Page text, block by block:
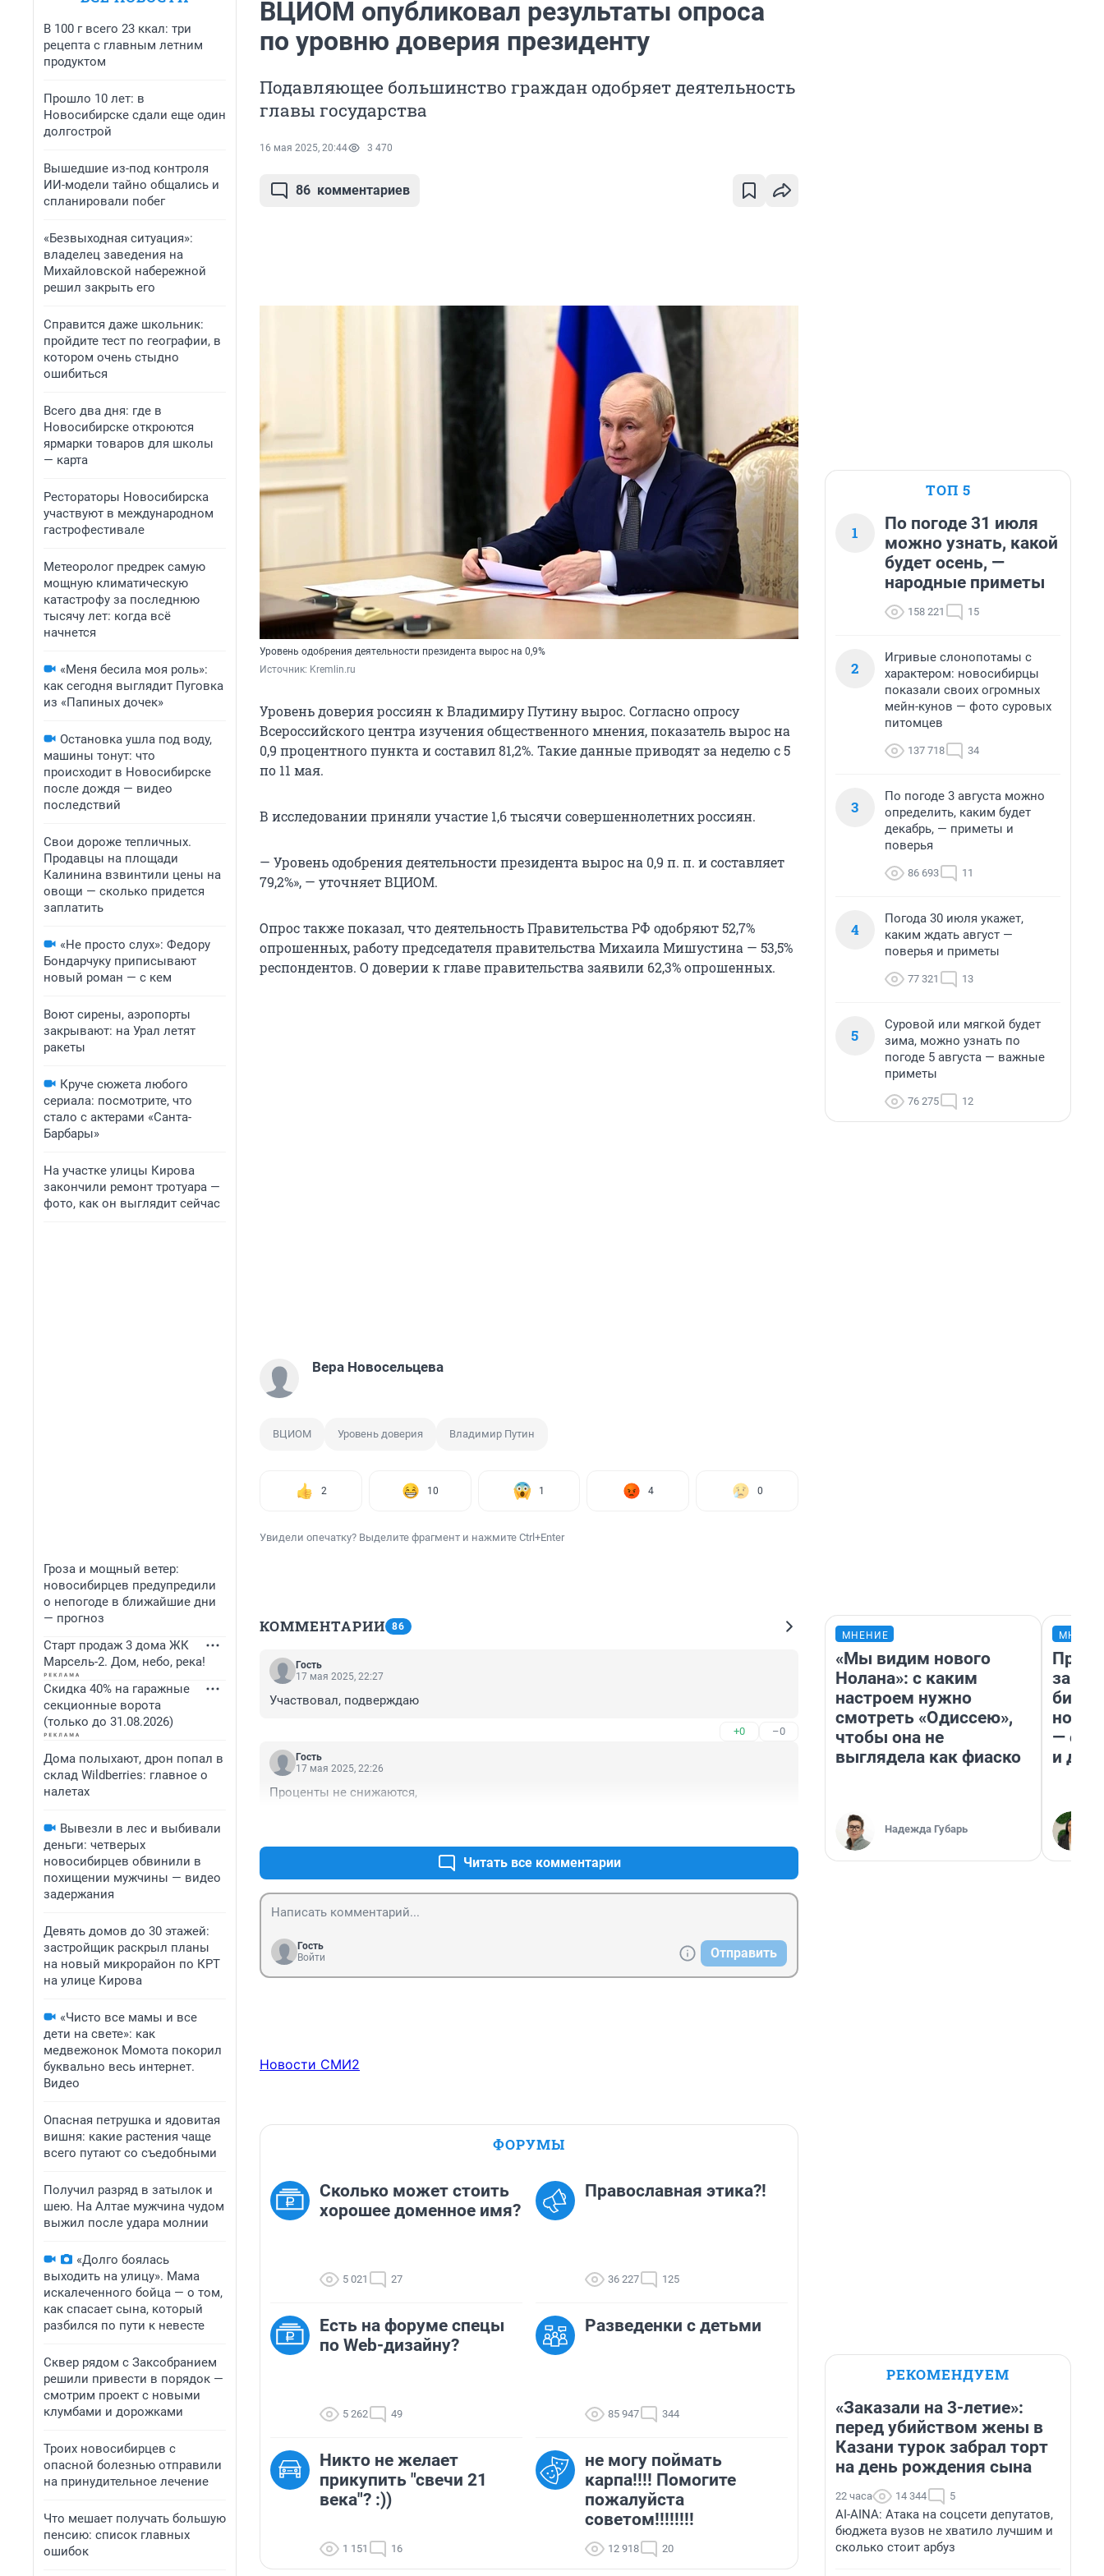
В 100 г всего 23 ккал: три
рецепта с главным летним
продуктом
Прошло 10 лет: в
Новосибирске сдали еще один
долгострой
Вышедшие из-под контроля
ИИ-модели тайно общались и
спланировали побег
«Безвыходная ситуация»:
владелец заведения на
Михайловской набережной
решил закрыть его
Справится даже школьник:
пройдите тест по географии, в
котором очень стыдно
ошибиться
Всего два дня: где в
Новосибирске откроются
ярмарки товаров для школы
— карта
Рестораторы Новосибирска
участвуют в международном
гастрофестивале
Метеоролог предрек самую
мощную климатическую
катастрофу за последнюю
тысячу лет: когда всё
начнется
«Меня бесила моя роль»:
как сегодня выглядит Пуговка
из «Папиных дочек»
Остановка ушла под воду,
машины тонут: что
происходит в Новосибирске
после дождя — видео
последствий
Свои дороже тепличных.
Продавцы на площади
Калинина взвинтили цены на
овощи — сколько придется
заплатить
«Не просто слух»: Федору
Бондарчуку приписывают
новый роман — с кем
Воют сирены, аэропорты
закрывают: на Урал летят
ракеты
Круче сюжета любого
сериала: посмотрите, что
стало с актерами «Санта-
Барбары»
На участке улицы Кирова
закончили ремонт тротуара —
фото, как он выглядит сейчас
Гроза и мощный ветер:
новосибирцев предупредили
о непогоде в ближайшие дни
— прогноз
Старт продаж 3 дома ЖК
Марсель-2. Дом, небо, река!
Скидка 40% на гаражные
секционные ворота
(только до 31.08.2026)
Дома полыхают, дрон попал в
склад Wildberries: главное о
налетах
Вывезли в лес и выбивали
деньги: четверых
новосибирцев обвинили в
похищении мужчины — видео
задержания
Девять домов до 30 этажей:
застройщик раскрыл планы
на новый микрорайон по КРТ
на улице Кирова
«Чисто все мамы и все
дети на свете»: как
медвежонок Момота покорил
буквально весь интернет.
Видео
Опасная петрушка и ядовитая
вишня: какие растения чаще
всего путают со съедобными
Получил разряд в затылок и
шею. На Алтае мужчина чудом
выжил после удара молнии
«Долго боялась
выходить на улицу». Мама
искалеченного бойца — о том,
как спасает сына, который
разбился по пути к невесте
Сквер рядом с Заксобранием
решили привести в порядок —
смотрим проект с новыми
клумбами и дорожками
Троих новосибирцев с
опасной болезнью отправили
на принудительное лечение
Что мешает получать большую
пенсию: список главных
ошибок
ВЦИОМ опубликовал результаты опроса
по уровню доверия президенту
Подавляющее большинство граждан одобряет деятельность
главы государства
16 мая 2025, 20:44 3 470
86 комментариев
Уровень одобрения деятельности президента вырос на 0,9%
Источник: Kremlin.ru
Уровень доверия россиян к Владимиру Путину вырос. Согласно опросу
Всероссийского центра изучения общественного мнения, показатель вырос на
0,9 процентного пункта и составил 81,2%. Такие данные приводят за неделю с 5
по 11 мая.
В исследовании приняли участие 1,6 тысячисовершеннолетних россиян.
— Уровень одобрения деятельности президента вырос на 0,9 п. п. и составляет
79,2%», — уточняет ВЦИОМ.
Опрос также показал, что деятельность Правительства РФ одобряют 52,7%
опрошенных, работу председателя правительства Михаила Мишустина — 53,5%
респондентов. О доверии к главе правительства заявили 62,3% опрошенных.
Вера Новосельцева
ВЦИОМ Уровень доверия Владимир Путин
2 10 1 4 0
Увидели опечатку? Выделите фрагмент и нажмите Ctrl+Enter
КОММЕНТАРИИ 86
Гость
17 мая 2025, 22:27
Участвовал, подверждаю
+0 –0
Гость
17 мая 2025, 22:26
Проценты не снижаются,
Читать все комментарии
Гость
Войти
Отправить
Новости СМИ2
ФОРУМЫ
Сколько может стоить
хорошее доменное имя?
5 021 27
Православная этика?!
36 227 125
Есть на форуме спецы
по Web-дизайну?
5 262 49
Разведенки с детьми
85 947 344
Никто не желает
прикупить "свечи 21
века"? :))
1 151 16
не могу поймать
карпа!!!! Помогите
пожалуйста
советом!!!!!!!!
12 918 20
ТОП 5
1
По погоде 31 июля
можно узнать, какой
будет осень, —
народные приметы
158 221 15
2
Игривые слонопотамы с
характером: новосибирцы
показали своих огромных
мейн-кунов — фото суровых
питомцев
137 718 34
3
По погоде 3 августа можно
определить, каким будет
декабрь, — приметы и
поверья
86 693 11
4
Погода 30 июля укажет,
каким ждать август —
поверья и приметы
77 321 13
5
Суровой или мягкой будет
зима, можно узнать по
погоде 5 августа — важные
приметы
76 275 12
МНЕНИЕ
«Мы видим нового
Нолана»: с каким
настроем нужно
смотреть «Одиссею»,
чтобы она не
выглядела как фиаско
Надежда Губарь
— он
и
РЕКОМЕНДУЕМ
«Заказали на 3-летие»:
перед убийством жены в
Казани турок забрал торт
на день рождения сына
22 часа 14 344 5
AI-AINA: Атака на соцсети депутатов,
бюджета вузов не хватило лучшим и
сколько стоит арбуз